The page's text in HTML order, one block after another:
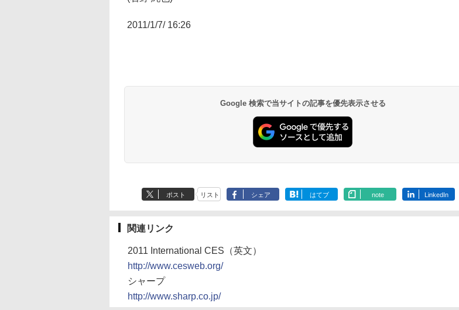
2011/1/7/ 16:26
Google 検索で当サイトの記事を優先表示させる
ポスト リスト シェア はてブ note LinkedIn
関連リンク
2011 International CES（英文）
http://www.cesweb.org/
シャープ
http://www.sharp.co.jp/